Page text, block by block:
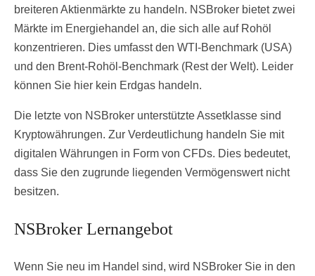
breiteren Aktienmärkte zu handeln. NSBroker bietet zwei
Märkte im Energiehandel an, die sich alle auf Rohöl
konzentrieren. Dies umfasst den WTI-Benchmark (USA)
und den Brent-Rohöl-Benchmark (Rest der Welt). Leider
können Sie hier kein Erdgas handeln.
Die letzte von NSBroker unterstützte Assetklasse sind
Kryptowährungen. Zur Verdeutlichung handeln Sie mit
digitalen Währungen in Form von CFDs. Dies bedeutet,
dass Sie den zugrunde liegenden Vermögenswert nicht
besitzen.
NSBroker Lernangebot
Wenn Sie neu im Handel sind, wird NSBroker Sie in den